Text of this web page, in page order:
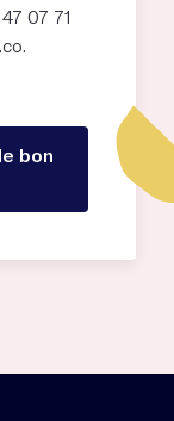
07 71
.
bon